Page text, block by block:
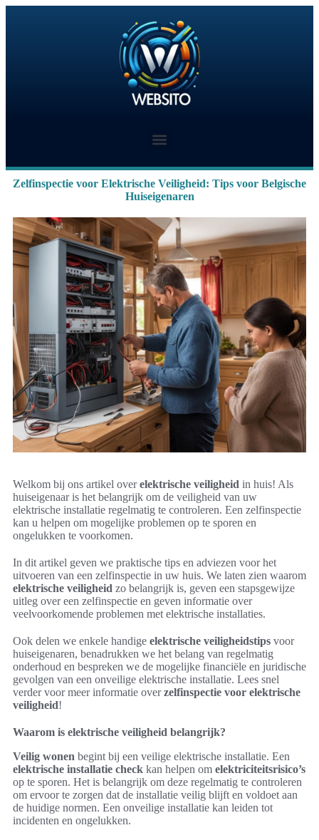
Zelfinspectie voor Elektrische Veiligheid: Tips voor Belgische
Huiseigenaren
Welkom bij ons artikel overelektrische veiligheid in huis! Als
huiseigenaar is het belangrijk om de veiligheid van uw
elektrische installatie regelmatig te controleren. Een zelfinspectie
kan u helpen om mogelijke problemen op te sporen en
ongelukken te voorkomen.
In dit artikel geven we praktische tips en adviezen voor het
uitvoeren van een zelfinspectie in uw huis. We laten zien waarom
elektrische veiligheid zo belangrijk is, geven een stapsgewijze
uitleg over een zelfinspectie en geven informatie over
veelvoorkomende problemen met elektrische installaties.
Ook delen we enkele handige elektrische veiligheidstips voor
huiseigenaren, benadrukken we het belang van regelmatig
onderhoud en bespreken we de mogelijke financiële en juridische
gevolgen van een onveilige elektrische installatie. Lees snel
verder voor meer informatie overzelfinspectie voor elektrische
veiligheid!
Waarom is elektrische veiligheid belangrijk?
Veilig wonen begint bij een veilige elektrische installatie. Een
elektrische installatie check kan helpen om elektriciteitsrisico’s
op te sporen. Het is belangrijk om deze regelmatig te controleren
om ervoor te zorgen dat de installatie veilig blijft en voldoet aan
de huidige normen. Een onveilige installatie kan leiden tot
incidenten en ongelukken.